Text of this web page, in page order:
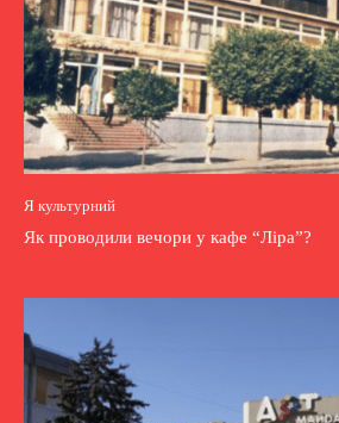
Я культурний
Як проводили вечори у кафе “Ліра”?